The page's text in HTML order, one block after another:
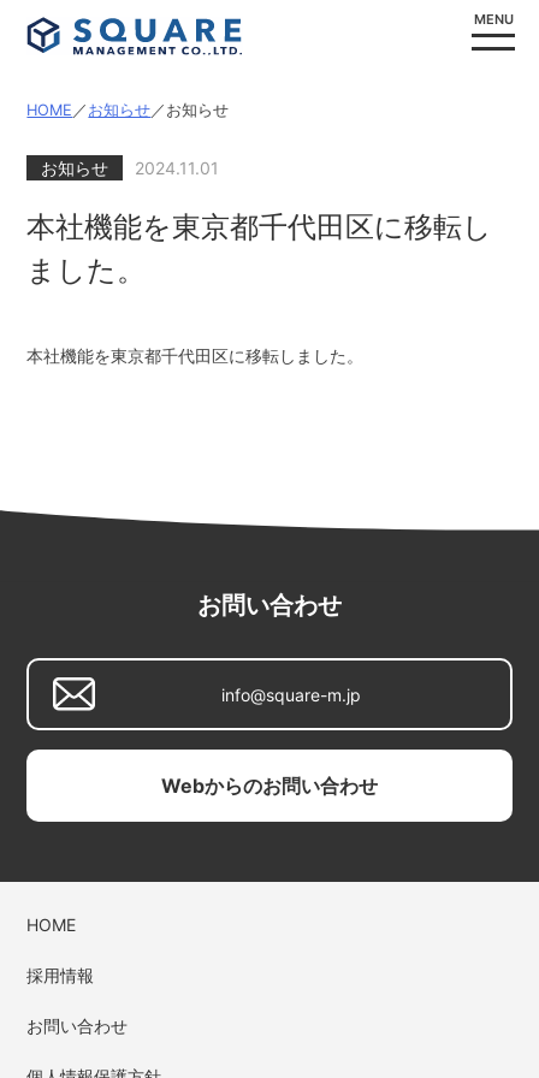
Skip
content
MENU
HOME ／ お知らせ／お知らせ
お知らせ 2024.11.01
本社機能を東京都千代田区に移転し
ました。
本社機能を東京都千代田区に移転しました。
お問い合わせ
info@square-m.jp
Webからのお問い合わせ
HOME
採用情報
お問い合わせ